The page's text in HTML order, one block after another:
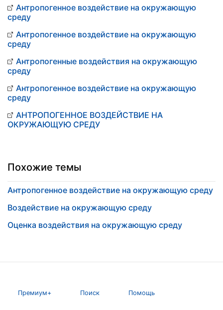
Антропогенное воздействие на окружающую
среду
Антропогенное воздействие на окружающую
среду
Антропогенные воздействия на окружающую
среду
Антропогенное воздействие на окружающую
среду
АНТРОПОГЕННОЕ ВОЗДЕЙСТВИЕ НА
ОКРУЖАЮЩУЮ СРЕДУ
Похожие темы
Антропогенное воздействие на окружающую среду
Воздействие на окружающую среду
Оценка воздействия на окружающую среду
Премиум+ Поиск Помощь